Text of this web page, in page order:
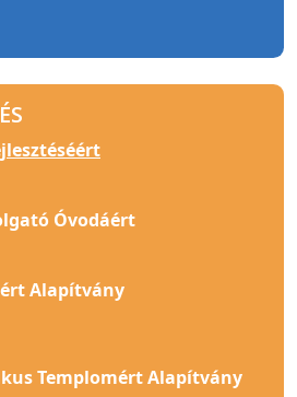
Óvodáért
Alapítvány
Templomért Alapítvány